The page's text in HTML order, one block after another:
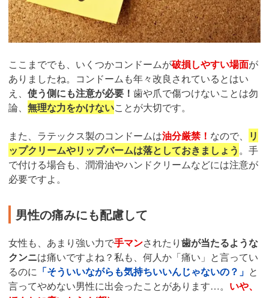
ここまででも、いくつかコンドームが破損しやすい場面が
ありましたね。コンドームも年々改良されているとはい
え、 使う側にも注意が必要！ 歯や爪で傷つけないことは勿
論、 無理な力をかけないことが大切です。
また、ラテックス製のコンドームは油分厳禁！ なので、
リ
ップクリームやリップバームは落としておきましょう 。手
で付ける場合も、潤滑油やハンドクリームなどには注意が
必要ですよ。
男性の痛みにも配慮して
女性も、あまり強い力で手マンされたり歯が当たるような
クンニは痛いですよね？私も、何人か「痛い」と言ってい
るのに 「そういいながらも気持ちいいんじゃないの？」 と
言ってやめない男性に出会ったことがあります…。 いや、